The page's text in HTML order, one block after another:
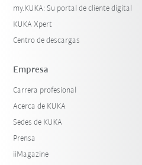
my.KUKA: Su portal de cliente digital
KUKA Xpert
Centro de descargas
Empresa
Carrera profesional
Acerca de KUKA
Sedes de KUKA
Prensa
iiMagazine